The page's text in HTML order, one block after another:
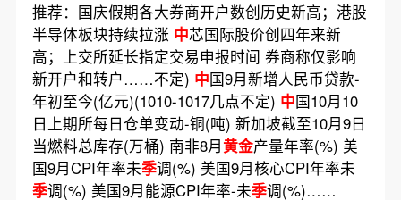
推荐：国庆假期各大券商开户数创历史新高；港股
半导体板块持续拉涨 中芯国际股价创四年来新
高；上交所延长指定交易申报时间 券商称仅影响
新开户和转户……不定) 中国9月新增人民币贷款-
年初至今(亿元)(1010-1017几点不定) 中国10月10
日上期所每日仓单变动-铜(吨) 新加坡截至10月9日
当燃料总库存(万桶) 南非8月黄金产量年率(%) 美
国9月CPI年率未季调(%) 美国9月核心CPI年率未
季调(%) 美国9月能源CPI年率-未季调(%)……